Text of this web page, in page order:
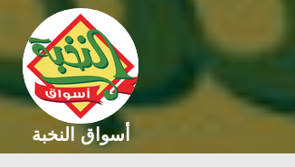
أسواق النخبة